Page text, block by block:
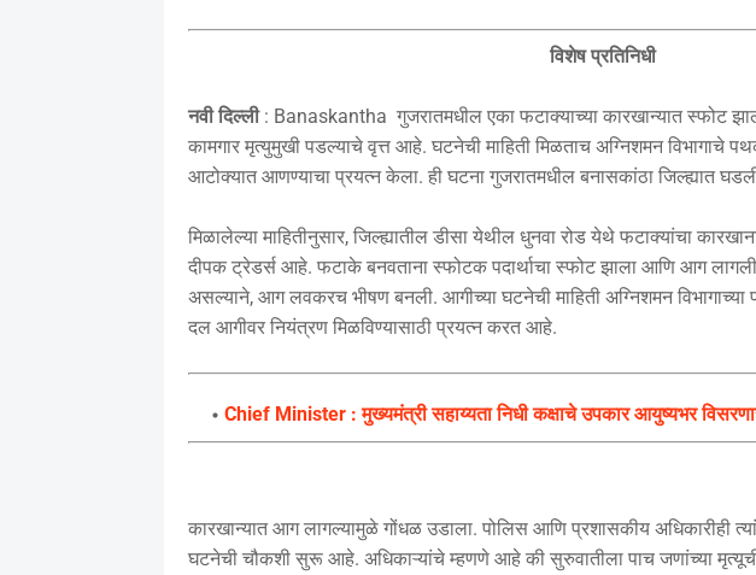
विशेष प्रतिनिधी
नवी दिल्ली: Banaskantha गुजरातमधील एका फटाक्याच्या कारखान्यात स्फोट
कामगार मृत्युमुखी पडल्याचे वृत्त आहे. घटनेची माहिती मिळताच अग्निशमन विभागाचे
आटोक्यात आणण्याचा प्रयत्न केला. ही घटना गुजरातमधील बनासकांठा जिल्ह्यात
मिळालेल्या माहितीनुसार, जिल्ह्यातील डीसा येथील धुनवा रोड येथे फटाक्यांचा
दीपक ट्रेडर्स आहे. फटाके बनवताना स्फोटक पदार्थाचा स्फोट झाला आणि आग
असल्याने, आग लवकरच भीषण बनली. आगीच्या घटनेची माहिती अग्निशमन
दल आगीवर नियंत्रण मिळविण्यासाठी प्रयत्न करत आहे.
Chief Minister : मुख्यमंत्री सहाय्यता निधी कक्षाचे उपकार आयुष्यभर
कारखान्यात आग लागल्यामुळे गोंधळ उडाला. पोलिस आणि प्रशासकीय अधिकारीही
घटनेची चौकशी सुरू आहे. अधिकाऱ्यांचे म्हणणे आहे की सुरुवातीला पाच जणांच्या मृत्यूची